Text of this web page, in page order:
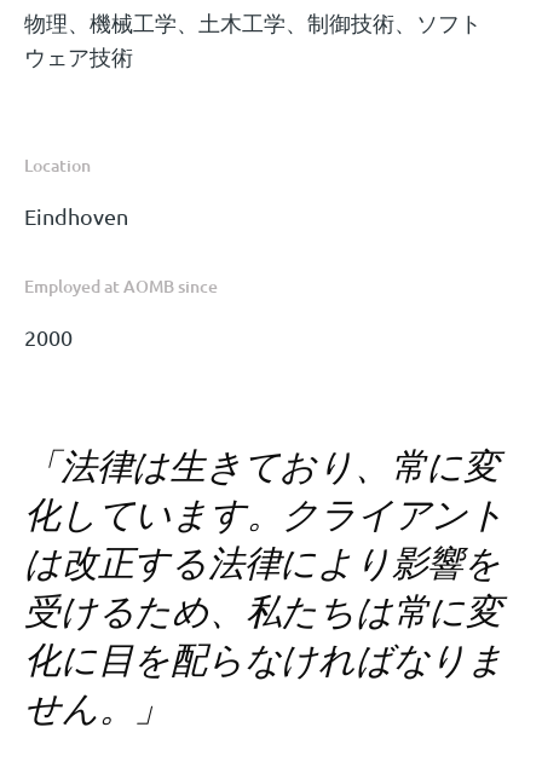
物理、機械工学、土木工学、制御技術、ソフト
ウェア技術
Location
Eindhoven
Employed at AOMB since
2000
「法律は生きており、常に変
化しています。クライアント
は改正する法律により影響を
受けるため、私たちは常に変
化に目を配らなければなりま
せん。」